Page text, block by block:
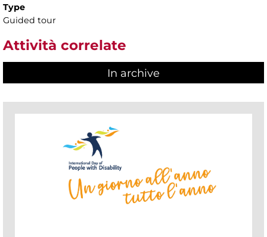
Type
Guided tour
Attività correlate
In archive